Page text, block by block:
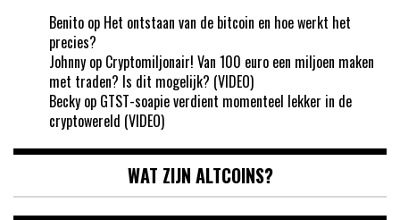
Benito op Het ontstaan van de bitcoin en hoe werkt het
precies?
Johnny op Cryptomiljonair! Van 100 euro een miljoen maken
met traden? Is dit mogelijk? (VIDEO)
Becky op GTST-soapie verdient momenteel lekker in de
cryptowereld (VIDEO)
WAT ZIJN ALTCOINS?